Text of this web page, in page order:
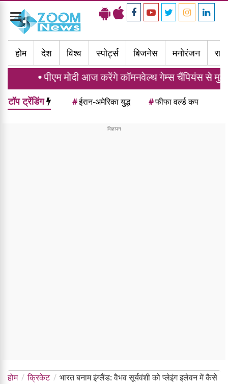
Toggle
navigation
होम
देश विश्व स्पोर्ट्स बिजनेस मनोरंजन
मोदी आज करेंगे कॉमनवेल्थ गेम्स चैंपियंस से मुलाकात, भारत ने
टॉप ट्रेंडिंग #ईरान-अमेरिका युद्ध #फीफा वर्ल्ड कप
होम क्रिकेट
भारत बनाम इंग्लैंड: वैभव सूर्यवंशी को प्लेइंग इलेवन में कैसे